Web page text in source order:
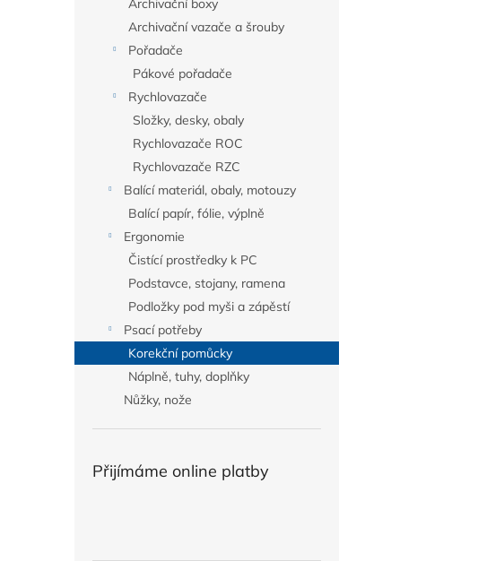
Archivační boxy
Archivační vazače a šrouby
Pořadače
Pákové pořadače
Rychlovazače
Složky, desky, obaly
Rychlovazače ROC
Rychlovazače RZC
Balící materiál, obaly, motouzy
Balící papír, fólie, výplně
Ergonomie
Čistící prostředky k PC
Podstavce, stojany, ramena
Podložky pod myši a zápěstí
Psací potřeby
Korekční pomůcky
Náplně, tuhy, doplňky
Nůžky, nože
Přijímáme online platby